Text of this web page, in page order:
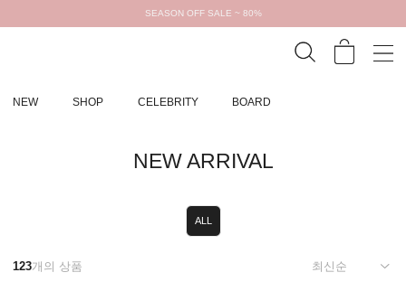
SEASON OFF SALE ~ 80%
NEW SHOP CELEBRITY BOARD
NEW ARRIVAL
ALL
123개의 상품